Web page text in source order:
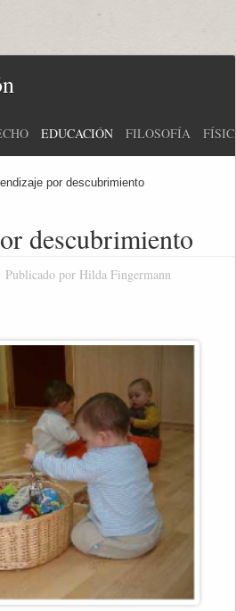
EDUCACIÓN FILOSOFÍA
por descubrimiento
descubrimiento
Publicado por Hilda Fingermann